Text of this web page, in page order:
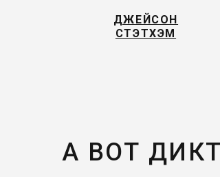
ДЖЕЙСОН
СТЭТХЭМ
А ВОТ